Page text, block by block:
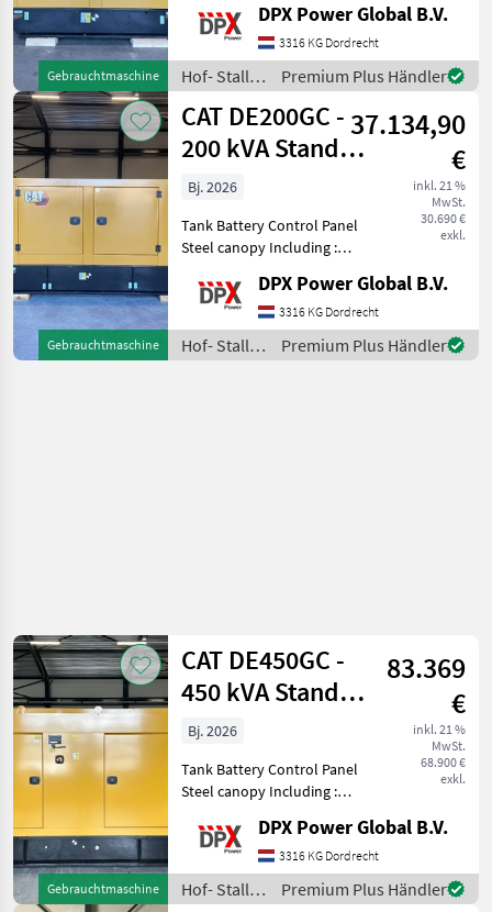
Gebrauchtmaschine
breaker, coolant heater etc.
may differ from the actual
units that are available for
sale.
DPX Power Global B.V.
3316 KG Dordrecht
Hof- Stall-
und
Weidetechnik
/ CAT
Premium Plus Händler
Gebrauchtmaschine
CAT DE200GC -
200 kVA Stand-
by Generator -
DPX-18211
37.134,90
€
inkl. 21 %
MwSt.
30.690 €
exkl.
Bj. 2026
Tank Battery Control Panel
Steel canopy Including :
charger Caterpillar
DE200GC Generator Set
specifically designed for
stand-by duty. Hof
DPX Power Global B.V.
3316 KG Dordrecht
Hof- Stall-
und
Premium Plus Händler
Gebrauchtmaschine
CAT DE450GC -
450 kVA Stand-
by Generator -
DPX-18219
83.369
€
inkl. 21 %
MwSt.
68.900 €
exkl.
Bj. 2026
Tank Battery Control Panel
Steel canopy Including :
charger Including :
Caterpillar PL444 cellular
radio system Hof- Stall- und
Weidetechn
DPX Power Global B.V.
3316 KG Dordrecht
Hof- Stall-
Premium Plus Händler